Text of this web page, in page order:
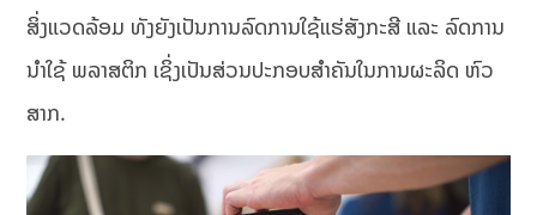
ສິ່ງແວດລ້ອມ ທັງຍັງເປັນການລົດການໃຊ້ແຮ່ສັງກະສີ ແລະ ລົດການ
ນຳໃຊ້ ພລາສຕິກ ເຊິ່ງເປັນສ່ວນປະກອບສຳຄັນໃນການຜະລິດ ຫົວ
ສາກ.